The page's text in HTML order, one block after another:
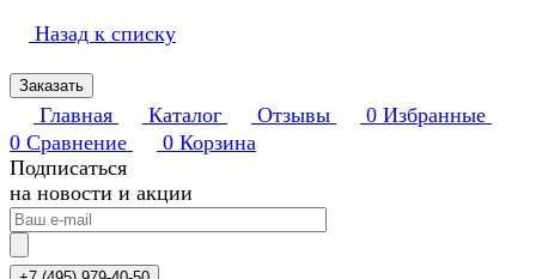
Назад к списку
Заказать
Главная Каталог Отзывы 0 Избранные
0 Сравнение 0 Корзина
Подписаться
на новости и акции